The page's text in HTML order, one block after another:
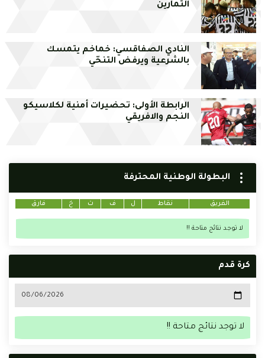
التمارين
النادي الصفاقسي: خماخم يتمسك
بالشرعية ويرفض التنحّي
الرابطة الأولى: تحضيرات أمنية لكلاسيكو
النجم والافريقي
البطولة الوطنية المحترفة
الفريق نقاط ل ف ت خ فارق
لا توجد نتائج متاحة !!
كرة قدم
لا توجد نتائج متاحة !!